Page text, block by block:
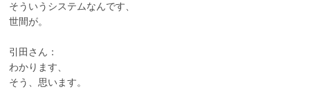
そういうシステムなんです、
世間が。
引田さん：
わかります、
そう、思います。